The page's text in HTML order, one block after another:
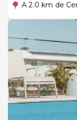
A 2.0 km de